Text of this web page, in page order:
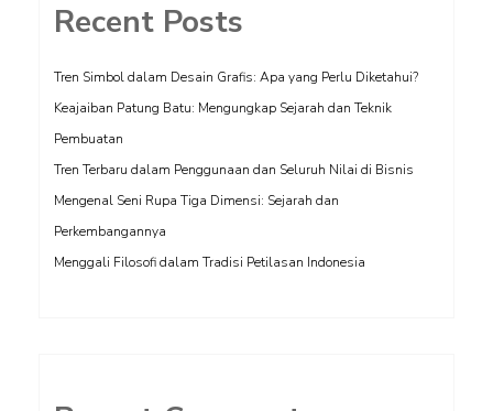
Recent Posts
Tren Simbol dalam Desain Grafis: Apa yang Perlu Diketahui?
Keajaiban Patung Batu: Mengungkap Sejarah dan Teknik
Pembuatan
Tren Terbaru dalam Penggunaan dan Seluruh Nilai di Bisnis
Mengenal Seni Rupa Tiga Dimensi: Sejarah dan
Perkembangannya
Menggali Filosofi dalam Tradisi Petilasan Indonesia